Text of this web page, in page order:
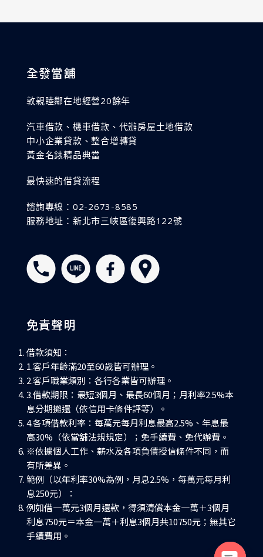
全發當舖
敦親睦鄰在地經營20餘年
汽車借款、機車借款、代辦房屋土地借款
中小企業貸款、整合增轉貸
黃金名錶精品典當
最快速的借貸流程
諮詢專線：02-2673-8585
服務地址：新北市三峽區復興路122號
免責聲明
借款須知：
1.客戶年齡滿20至60歲皆可辦理。
2.客戶職業類別：各行各業皆可辦理。
3.借款期限：最短3個月、最長60個月；月利率2.5%本
息分期攤還（依信用卡條件評等）。
4.各項借款利率：每萬元每月利息最高2.5%、年息最
高30%（依當舖法規規定）；免手續費、免代辦費。
※依據個人工作、薪水及各項負債授信條件不同，而
有所差異。
範例（以年利率30%為例，月息2.5%，每萬元每月利
息250元）：
例如借一萬元3個月還款，得須清償本金一萬＋3個月
利息750元＝本金一萬＋利息3個月共10750元；無其它
手續費用。